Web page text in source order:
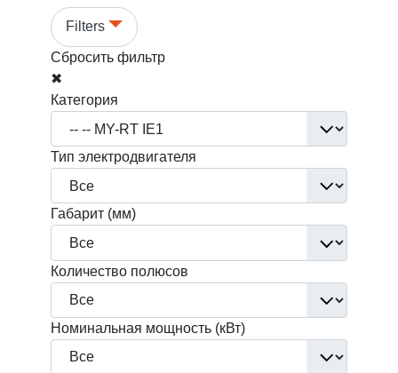
Filters
Сбросить фильтр
✖
Категория
Тип электродвигателя
Габарит (мм)
Количество полюсов
Номинальная мощность (кВт)